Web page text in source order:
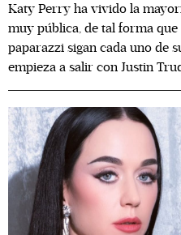
Katy Perry ha vivido la
muy pública, de tal forma
paparazzi sigan cada uno de
empieza a salir con Justin